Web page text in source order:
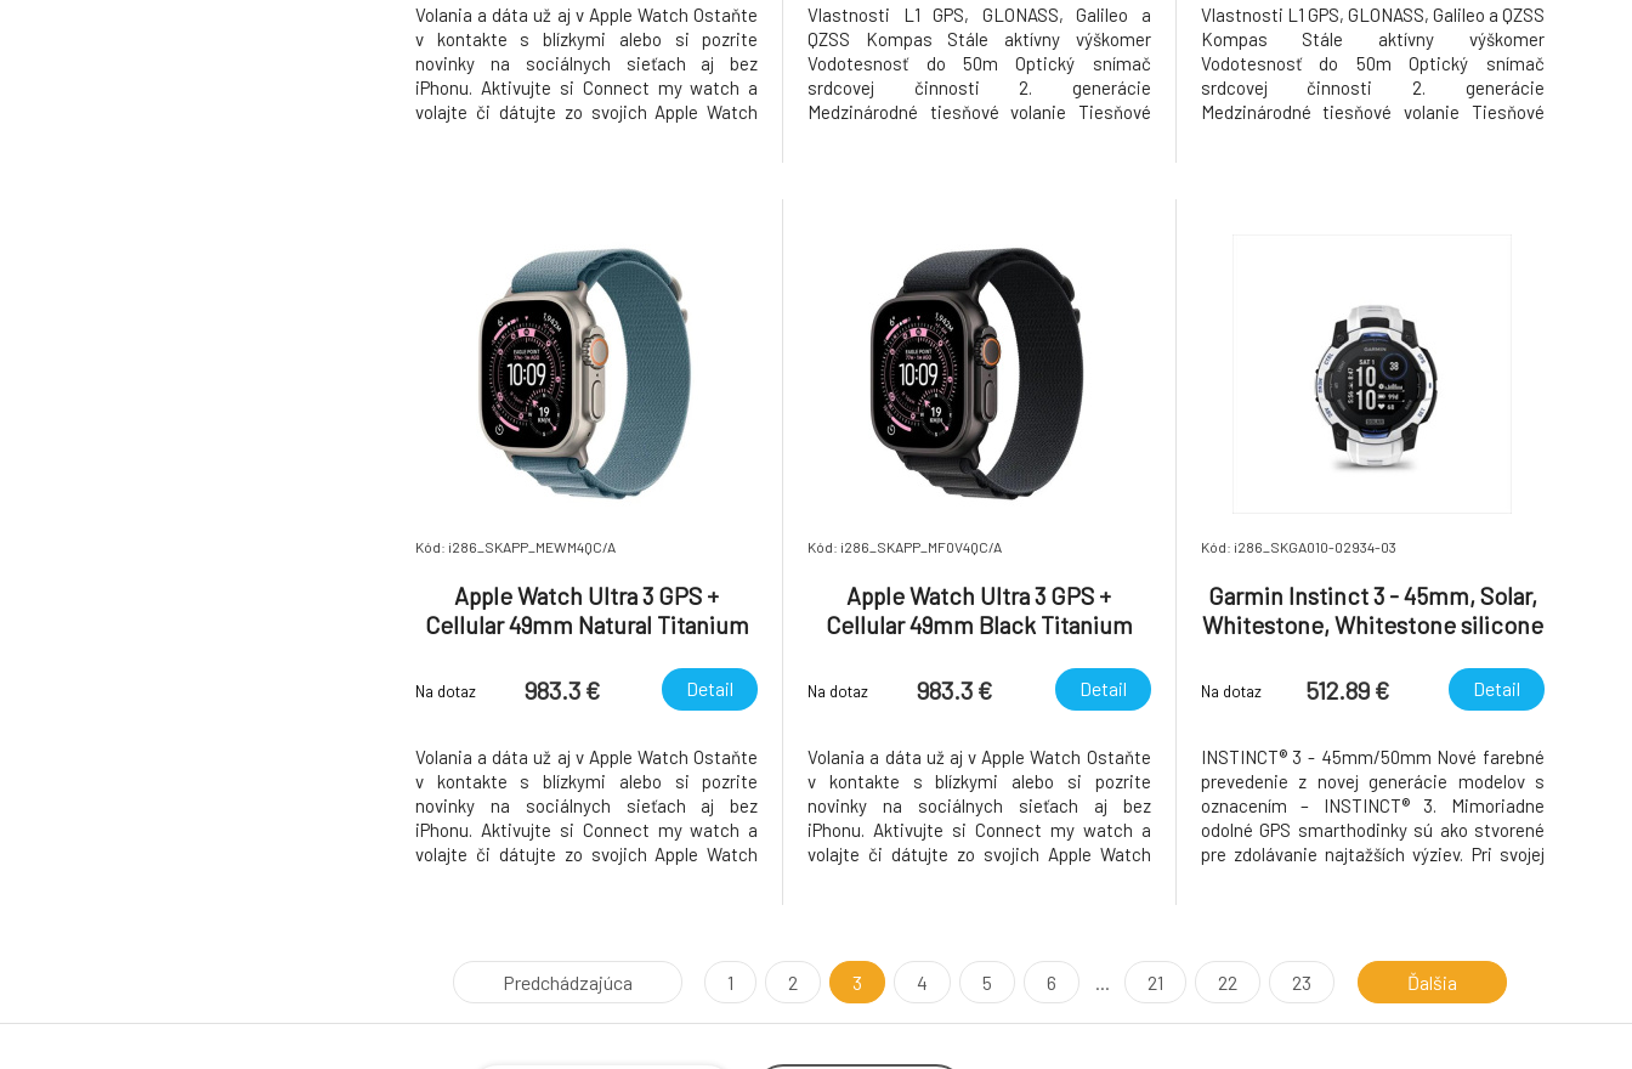
Volania a dáta už aj v Apple Watch Ostaňte
v kontakte s blízkymi alebo si pozrite
novinky na sociálnych sieťach aj bez
iPhonu. Aktivujte si Connect my watch a
volajte či dátujte zo svojich Apple Watch
Vlastnosti L1 GPS, GLONASS, Galileo a
QZSS Kompas Stále aktívny výškomer
Vodotesnosť do 50m Optický snímač
srdcovej činnosti 2. generácie
Medzinárodné tiesňové volanie Tiesňové
Vlastnosti L1 GPS, GLONASS, Galileo a QZSS
Kompas Stále aktívny výškomer
Vodotesnosť do 50m Optický snímač
srdcovej činnosti 2. generácie
Medzinárodné tiesňové volanie Tiesňové
Kód: i286_SKAPP_MEWM4QC/A
Apple Watch Ultra 3 GPS +
Cellular 49mm Natural Titanium
- Medium
Na dotaz 983.3 € Detail
Volania a dáta už aj v Apple Watch Ostaňte
v kontakte s blízkymi alebo si pozrite
novinky na sociálnych sieťach aj bez
iPhonu. Aktivujte si Connect my watch a
volajte či dátujte zo svojich Apple Watch
Kód: i286_SKAPP_MF0V4QC/A
Apple Watch Ultra 3 GPS +
Cellular 49mm Black Titanium
Medium
Na dotaz 983.3 € Detail
Volania a dáta už aj v Apple Watch Ostaňte
v kontakte s blízkymi alebo si pozrite
novinky na sociálnych sieťach aj bez
iPhonu. Aktivujte si Connect my watch a
volajte či dátujte zo svojich Apple Watch
Kód: i286_SKGA010-02934-03
Garmin Instinct 3 - 45mm, Solar,
Whitestone, Whitestone silicone
Na dotaz 512.89 € Detail
INSTINCT® 3 - 45mm/50mm Nové farebné
prevedenie z novej generácie modelov s
oznacením – INSTINCT® 3. Mimoriadne
odolné GPS smarthodinky sú ako stvorené
pre zdolávanie najtažších výziev. Pri svojej
Predchádzajúca 1 2 3 4 5 6 ... 21 22 23 Ďalšia